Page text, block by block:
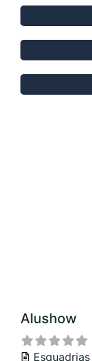
Alushow
Esquadrias